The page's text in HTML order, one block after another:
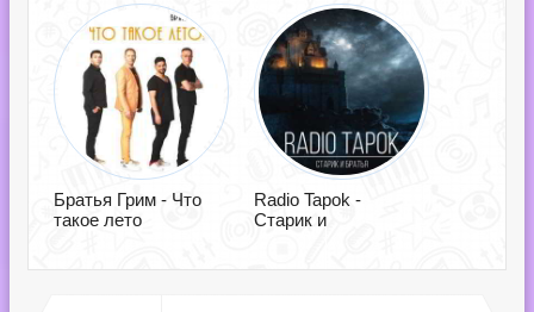
Братья Грим - Что
такое лето
Radio Tapok -
Старик и